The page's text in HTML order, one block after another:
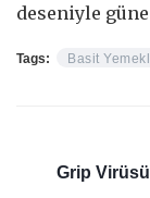
deseniyle
Tags: Basit
Grip